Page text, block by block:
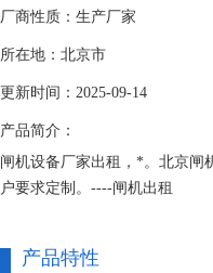
厂商性质：生产厂家
所在地：北京市
更新时间：2025-09-14
产品简介：
闸机设备厂家出租，*。北京闸
户要求定制。----闸机出租
产品特性